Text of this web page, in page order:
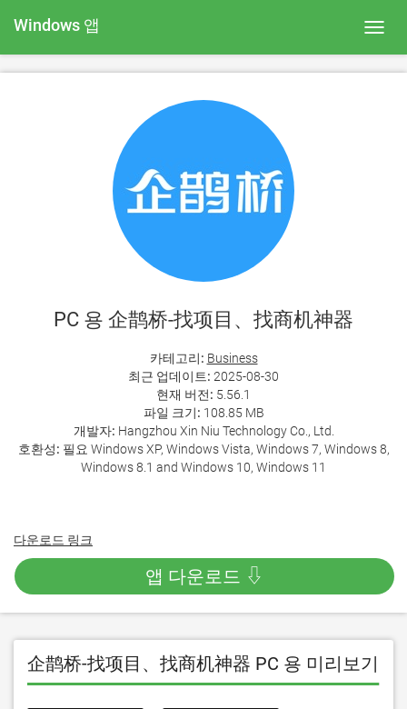
Windows 앱
PC 용 企鹊桥-找项目、找商机神器
카테고리: Business
최근 업데이트: 2025-08-30
현재 버전: 5.56.1
파일 크기: 108.85 MB
개발자: Hangzhou Xin Niu Technology Co., Ltd.
호환성: 필요 Windows XP, Windows Vista, Windows 7, Windows 8,
Windows 8.1 and Windows 10, Windows 11
다운로드 링크
앱 다운로드 ⇩
企鹊桥-找项目、找商机神器 PC 용 미리보기